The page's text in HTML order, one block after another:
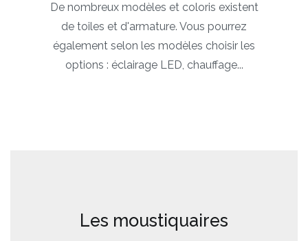
De nombreux modèles et coloris existent
de toiles et d'armature. Vous pourrez
également selon les modèles choisir les
options : éclairage LED, chauffage...
Les moustiquaires